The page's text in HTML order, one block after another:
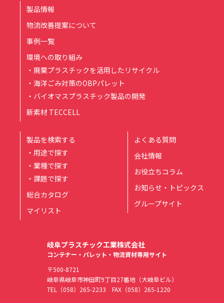
製品情報
物流改善提案について
事例一覧
環境への取り組み
・廃棄プラスチックを活用したリサイクル
・海洋ごみ対策のOBPパレット
・バイオマスプラスチック製品の開発
新素材 TECCELL
製品を検索する
・用途で探す
・業種で探す
・課題で探す
総合カタログ
マイリスト
よくある質問
会社情報
お役立ちコラム
お知らせ・トピックス
グループサイト
岐阜プラスチック工業株式会社
コンテナー・パレット・物流資材専用サイト
〒500-8721
岐阜県岐阜市神田町9丁目27番地（大岐阜ビル）
TEL
（058）265-2233 FAX（058）265-1220